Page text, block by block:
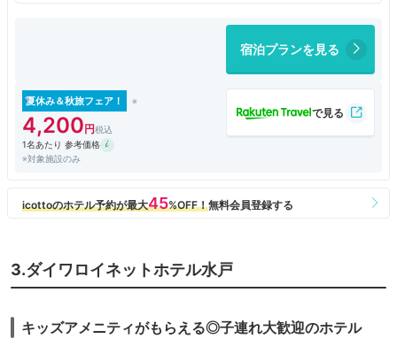
ドリンクが２種ありさっぱりしていて美味しかった♪
宿泊プランを見る
夏休み＆秋旅フェア！
4,200
1名あたり 参考価格
※対象施設のみ
3.ダイワロイネットホテル水戸
キッズアメニティがもらえる◎子連れ大歓迎のホテル